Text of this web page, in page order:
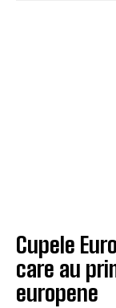
Cupele
care au
europene